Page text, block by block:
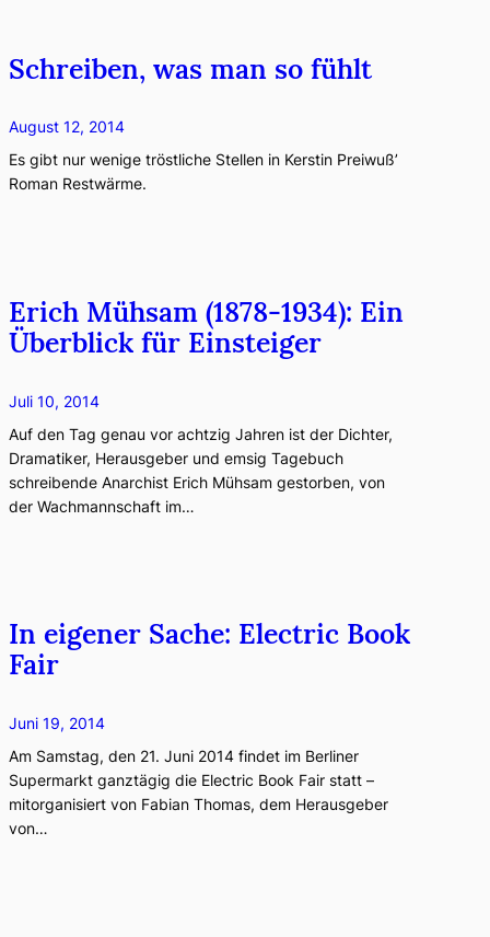
Schreiben, was man so fühlt
August 12, 2014
Es gibt nur wenige tröstliche Stellen in Kerstin Preiwuß’
Roman Restwärme.
Erich Mühsam (1878-1934): Ein
Überblick für Einsteiger
Juli 10, 2014
Auf den Tag genau vor achtzig Jahren ist der Dichter,
Dramatiker, Herausgeber und emsig Tagebuch
schreibende Anarchist Erich Mühsam gestorben, von
der Wachmannschaft im…
In eigener Sache: Electric Book
Fair
Juni 19, 2014
Am Samstag, den 21. Juni 2014 findet im Berliner
Supermarkt ganztägig die Electric Book Fair statt –
mitorganisiert von Fabian Thomas, dem Herausgeber
von…